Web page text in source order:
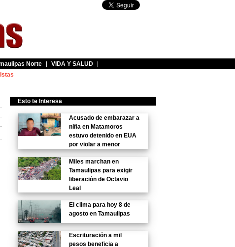
Norte VIDA Y SALUD
Esto te Interesa
Acusado de embarazar a
niña en Matamoros
estuvo detenido en EUA
por violar a menor
Miles marchan en
Tamaulipas para exigir
liberación de Octavio
Leal
El clima para hoy 8 de
agosto en Tamaulipas
Escrituración a mil
pesos beneficia a